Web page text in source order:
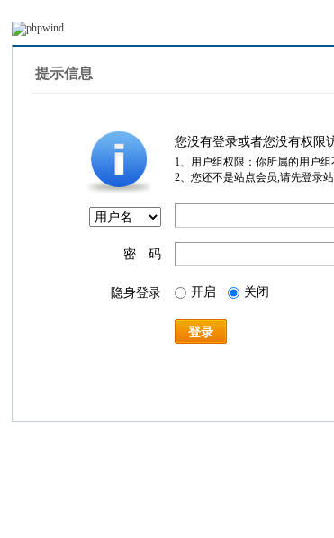
提示信息
您没有登录或者您没有权限
1、用户组权限：你所属的用户
2、您还不是站点会员,请先登录
密 码
隐身登录 开启 关闭
登录